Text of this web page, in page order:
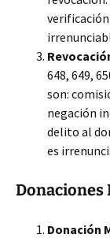
verificación
648, 649,
son:
negación
delito al
es
Donaciones
Donación